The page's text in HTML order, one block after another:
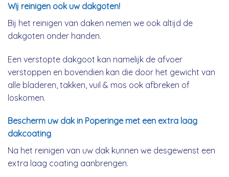
Wij reinigen ook uw dakgoten!
Bij het reinigen van daken nemen we ook altijd de
dakgoten onder handen.
Een verstopte dakgoot kan namelijk de afvoer
verstoppen en bovendien kan die door het gewicht van
alle bladeren, takken, vuil & mos ook afbreken of
loskomen.
Bescherm uw dak in Poperinge met een extra laag
dakcoating
Na het reinigen van uw dak kunnen we desgewenst een
extra laag coating aanbrengen.